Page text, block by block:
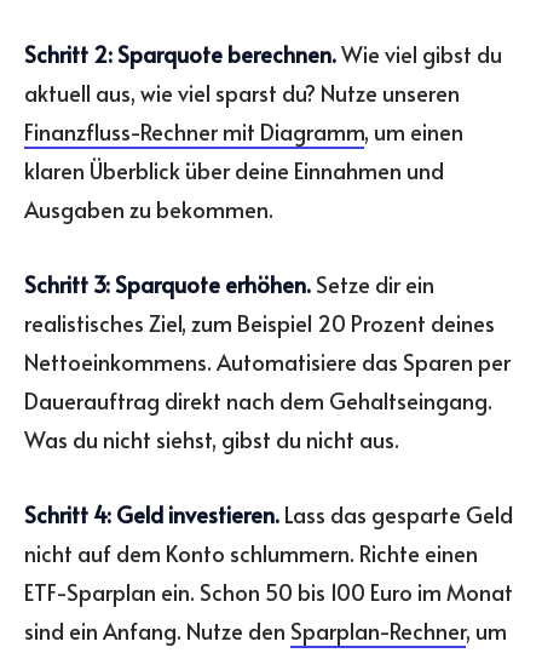
Schritt 2: Sparquote berechnen.Wie viel gibst du
aktuell aus, wie viel sparst du? Nutze unseren
Finanzfluss-Rechner mit Diagramm, um einen
klaren Überblick über deine Einnahmen und
Ausgaben zu bekommen.
Schritt 3: Sparquote erhöhen. Setze dir ein
realistisches Ziel, zum Beispiel 20 Prozent deines
Nettoeinkommens. Automatisiere das Sparen per
Dauerauftrag direkt nach dem Gehaltseingang.
Was du nicht siehst, gibst du nicht aus.
Schritt 4: Geld investieren. Lass das gesparte Geld
nicht auf dem Konto schlummern. Richte einen
ETF-Sparplan ein. Schon 50 bis 100 Euro im Monat
sind ein Anfang. Nutze den Sparplan-Rechner, um